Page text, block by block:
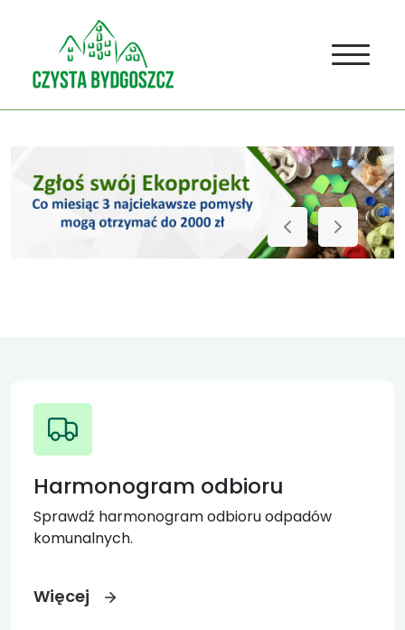
Harmonogram odbioru
Sprawdź harmonogram odbioru odpadów
komunalnych.
Więcej